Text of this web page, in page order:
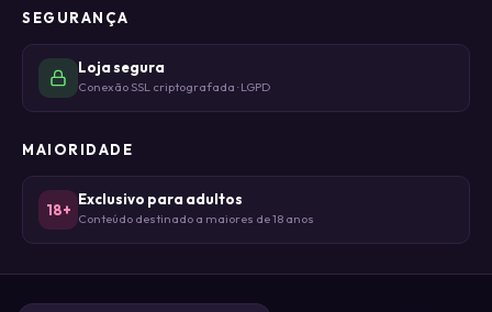
SEGURANÇA
Loja segura
Conexão SSL criptografada · LGPD
MAIORIDADE
18+
Exclusivo para adultos
Conteúdo destinado a maiores de 18 anos